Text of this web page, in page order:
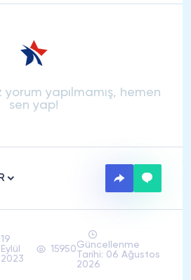
yorum yapılmamış, hemen
sen yap!
19
Eylül
2023
15950Güncellenme
Tarihi: 06 Ağustos
2026